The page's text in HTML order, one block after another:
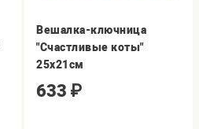
Вешалка-ключница
"Счастливые коты"
25х21см
633 ₽